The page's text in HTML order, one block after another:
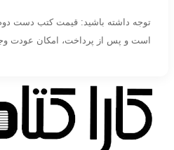
توجه داشته باشید: قیمت کتب دست
است و پس از پرداخت، امکان عودت